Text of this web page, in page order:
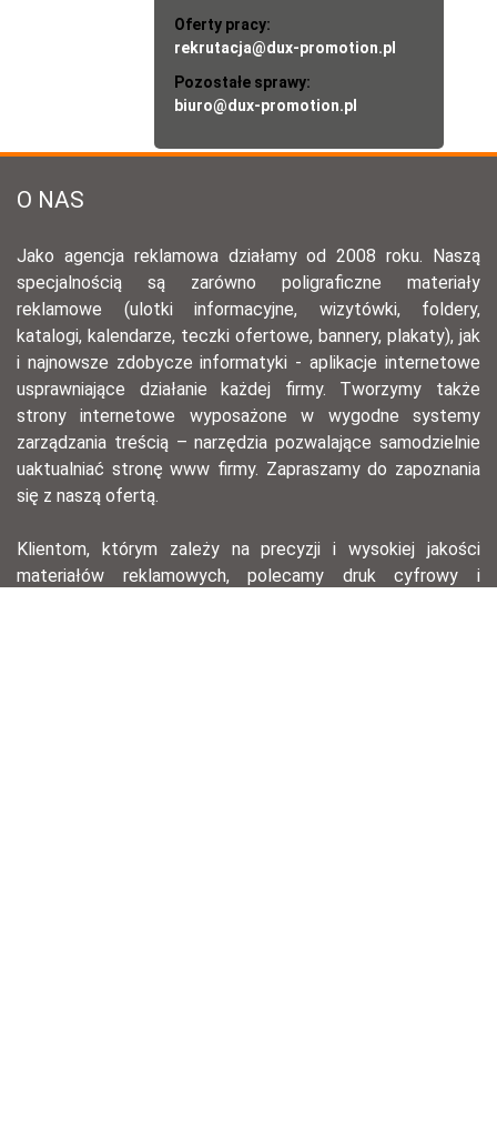
Oferty pracy:
rekrutacja@dux-promotion.pl
Pozostałe sprawy:
biuro@dux-promotion.pl
O NAS
Jako agencja reklamowa działamy od 2008 roku. Naszą
specjalnością są zarówno poligraficzne materiały
reklamowe (ulotki informacyjne, wizytówki, foldery,
katalogi, kalendarze, teczki ofertowe, bannery, plakaty), jak
i najnowsze zdobycze informatyki - aplikacje internetowe
usprawniające działanie każdej firmy. Tworzymy także
strony internetowe wyposażone w wygodne systemy
zarządzania treścią – narzędzia pozwalające samodzielnie
uaktualniać stronę www firmy. Zapraszamy do zapoznania
się z naszą ofertą.
Klientom, którym zależy na precyzji i wysokiej jakości
materiałów reklamowych, polecamy druk cyfrowy i